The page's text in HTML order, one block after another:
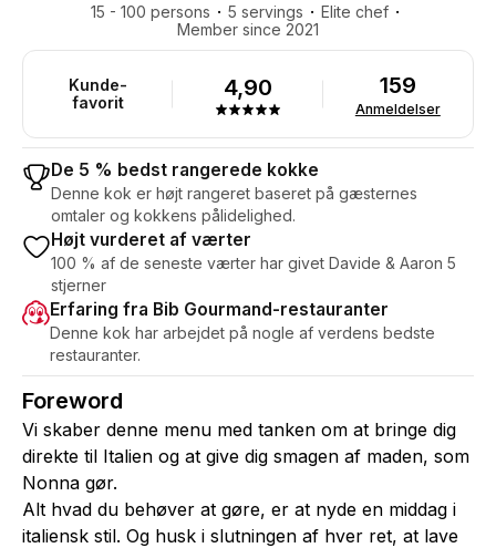
15 - 100 persons 5 servings
Elite chef
Member since 2021
Kunde-
favorit
4,90 159
Anmeldelser
De 5 % bedst rangerede kokke
Denne kok er højt rangeret baseret på gæsternes
omtaler og kokkens pålidelighed.
Højt vurderet af værter
100 % af de seneste værter har givet Davide & Aaron 5
stjerner
Erfaring fra Bib Gourmand-restauranter
Denne kok har arbejdet på nogle af verdens bedste
restauranter.
Foreword
Vi skaber denne menu med tanken om at bringe dig
direkte til Italien og at give dig smagen af maden, som
Nonna gør.
Alt hvad du behøver at gøre, er at nyde en middag i
italiensk stil. Og husk i slutningen af hver ret, at lave